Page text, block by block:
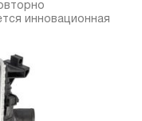
инновационная